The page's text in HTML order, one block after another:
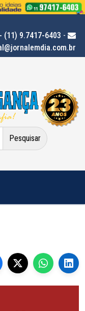
(11) 9.7417-6403 -